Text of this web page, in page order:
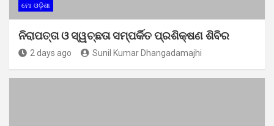
ମୋ ଓଡ଼ିଶା
ନିରାପତ୍ତା ଓ ସ୍ୱଚ୍ଛତା ସମ୍ପର୍କିତ ପ୍ରଶିକ୍ଷଣ ଶିବିର
2 days ago Sunil Kumar Dhangadamajhi